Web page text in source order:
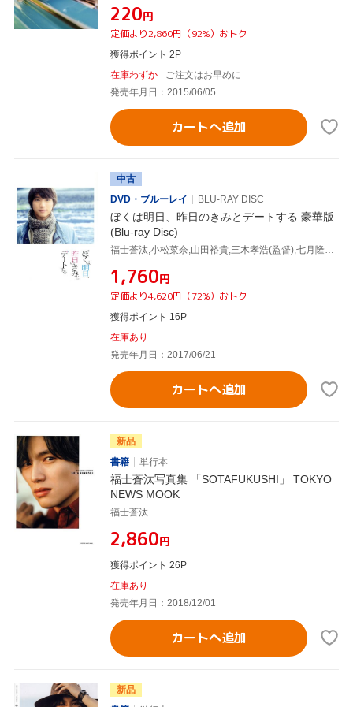
¥220円
定価より2,860円（92%）おトク
獲得ポイント 2P
在庫わずか
ご注文はお早めに
発売年月日：2015/06/05
カートへ追加
中古
DVD・ブルーレイ
BLU-RAY DISC
ぼくは明日、昨日のきみとデートする 豪華版
(Blu-ray Disc)
¥1,760円
定価より4,620円（72%）おトク
獲得ポイント 16P
在庫あり
発売年月日：2017/06/21
カートへ追加
新品
書籍
単行本
福士蒼汰写真集 「SOTAFUKUSHI」 TOKYO
NEWS MOOK
福士蒼汰
¥2,860円
獲得ポイント 26P
在庫あり
発売年月日：2018/12/01
カートへ追加
新品